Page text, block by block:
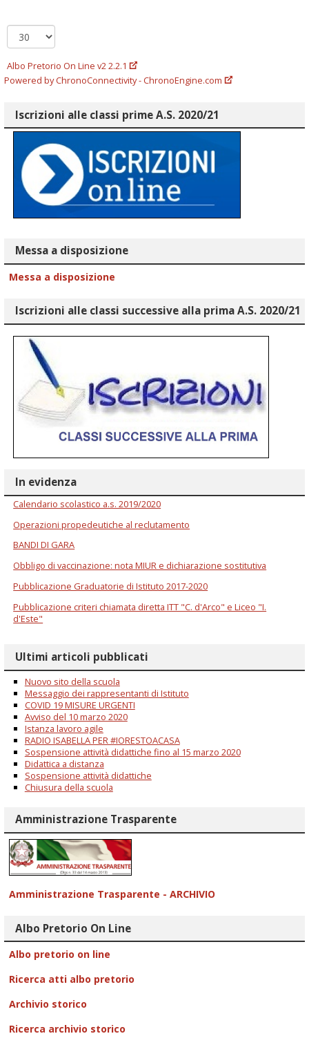
Albo Pretorio On Line v2 2.2.1
Powered by ChronoConnectivity - ChronoEngine.com
Iscrizioni alle classi prime A.S. 2020/21
Messa a disposizione
Messa a disposizione
Iscrizioni alle classi successive alla prima A.S. 2020/21
In evidenza
Calendario scolastico a.s. 2019/2020
Operazioni propedeutiche al reclutamento
BANDI DI GARA
Obbligo di vaccinazione: nota MIUR e dichiarazione sostitutiva
Pubblicazione Graduatorie di Istituto 2017-2020
Pubblicazione criteri chiamata diretta ITT "C. d'Arco" e Liceo "I.
d'Este"
Ultimi articoli pubblicati
Nuovo sito della scuola
Messaggio dei rappresentanti di Istituto
COVID 19 MISURE URGENTI
Avviso del 10 marzo 2020
Istanza lavoro agile
RADIO ISABELLA PER #IORESTOACASA
Sospensione attività didattiche fino al 15 marzo 2020
Didattica a distanza
Sospensione attività didattiche
Chiusura della scuola
Amministrazione Trasparente
Amministrazione Trasparente - ARCHIVIO
Albo Pretorio On Line
Albo pretorio on line
Ricerca atti albo pretorio
Archivio storico
Ricerca archivio storico